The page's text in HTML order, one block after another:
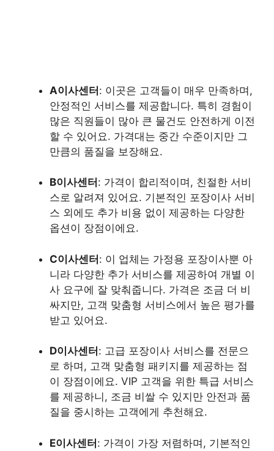
A이사센터: 이곳은 고객들이 매우 만족하며,
안정적인 서비스를 제공합니다. 특히 경험이
많은 직원들이 많아 큰 물건도 안전하게 이전
할 수 있어요. 가격대는 중간 수준이지만 그
만큼의 품질을 보장해요.
B이사센터 : 가격이 합리적이며, 친절한 서비
스로 알려져 있어요. 기본적인 포장이사 서비
스 외에도 추가 비용 없이 제공하는 다양한
옵션이 장점이에요.
C이사센터: 이 업체는 가정용 포장이사뿐 아
니라 다양한 추가 서비스를 제공하여 개별 이
사 요구에 잘 맞춰줍니다. 가격은 조금 더 비
싸지만, 고객 맞춤형 서비스에서 높은 평가를
받고 있어요.
D이사센터 : 고급 포장이사 서비스를 전문으
로 하며, 고객 맞춤형 패키지를 제공하는 점
이 장점이에요. VIP 고객을 위한 특급 서비스
를 제공하니, 조금 비쌀 수 있지만 안전과 품
질을 중시하는 고객에게 추천해요.
E이사센터: 가격이 가장 저렴하며, 기본적인